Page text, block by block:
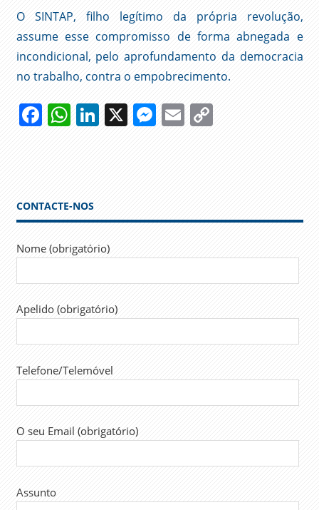
O SINTAP, filho legítimo da própria revolução,
assume esse compromisso de forma abnegada e
incondicional, pelo aprofundamento da democracia
no trabalho, contra o empobrecimento.
Facebook
WhatsApp
LinkedIn
X Messenger
EmailCopy
TRABALHADORES
TRABALHO
CONTACTE-NOS
Nome (obrigatório)
Apelido (obrigatório)
Telefone/Telemóvel
O seu Email (obrigatório)
Assunto